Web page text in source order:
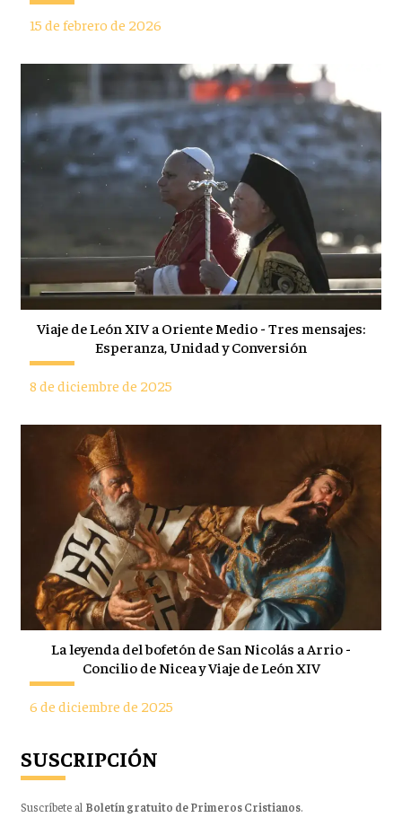
15 de febrero de 2026
Viaje de León XIV a Oriente Medio - Tres mensajes:
Esperanza, Unidad y Conversión
8 de diciembre de 2025
La leyenda del bofetón de San Nicolás a Arrio -
Concilio de Nicea y Viaje de León XIV
6 de diciembre de 2025
SUSCRIPCIÓN
Suscríbete al Boletín gratuito de Primeros Cristianos.